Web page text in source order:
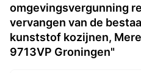
omgevingsvergunning
vervangen van de
kunststof kozijnen,
9713VP Groningen"